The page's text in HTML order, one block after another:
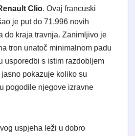
Clio. Ovaj francuski
je put do 71.996 novih
do kraja travnja. Zanimljivo je
tron unatoč minimalnom padu
usporedbi s istim razdobljem
pokazuje koliko su
pogodile njegove izravne
uspjeha leži u dobro